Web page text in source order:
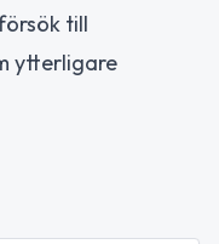
till
ytterligare